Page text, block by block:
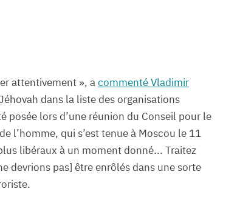
attentivement », acommenté Vladimir
dans la liste des organisations
posée lors d’une réunion du Conseil pour le
l’homme, qui s’est tenue à Moscou le 11
libéraux à un moment donné... Traitez
devrions pas] être enrôlés dans une sorte